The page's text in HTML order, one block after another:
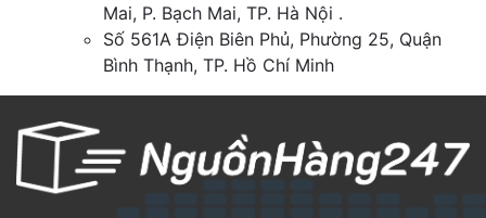
Mai, P. Bạch Mai, TP. Hà Nội .
Số 561A Điện Biên Phủ, Phường 25, Quận
Bình Thạnh, TP. Hồ Chí Minh